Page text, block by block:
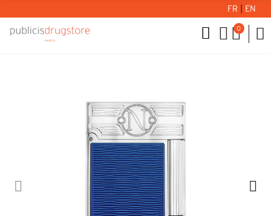
FR EN
0